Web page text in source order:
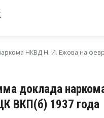
НКВД Н. И. Ежова на
доклада
ВКП(б) 1937 года